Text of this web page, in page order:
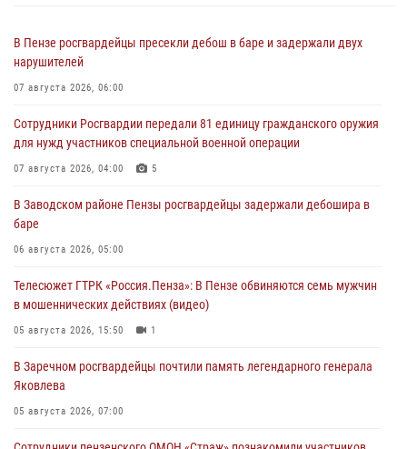
В Пензе росгвардейцы пресекли дебош в баре и задержали двух
нарушителей
07 августа 2026, 06:00
Сотрудники Росгвардии передали 81 единицу гражданского оружия
для нужд участников специальной военной операции
07 августа 2026, 04:00 5
В Заводском районе Пензы росгвардейцы задержали дебошира в
баре
06 августа 2026, 05:00
Телесюжет ГТРК «Россия.Пенза»: В Пензе обвиняются семь мужчин
в мошеннических действиях (видео)
05 августа 2026, 15:50 1
В Заречном росгвардейцы почтили память легендарного генерала
Яковлева
05 августа 2026, 07:00